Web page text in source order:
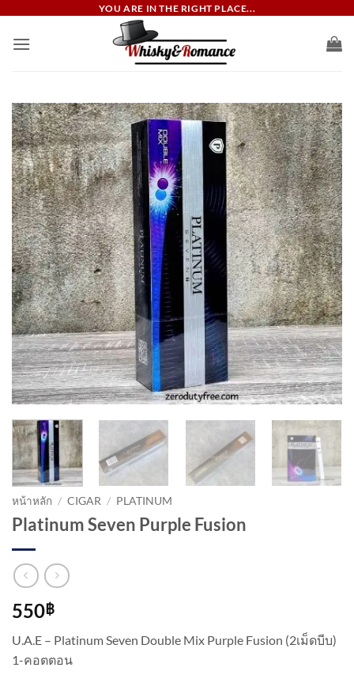
YOU ARE IN THE RIGHT PLACE...
หน้าหลัก / CIGAR / PLATINUM
Platinum Seven Purple Fusion
550฿
U.A.E – Platinum Seven Double Mix Purple Fusion (2เม็ดบีบ)
1-คอตตอน